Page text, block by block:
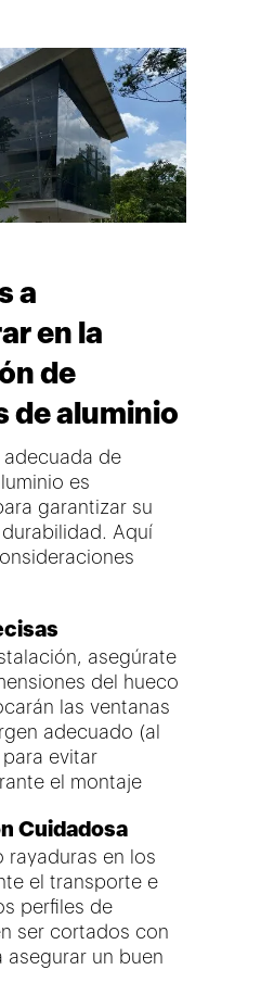
a
en la
de
de aluminio
de
es
garantizar su
Aquí
asegúrate
del hueco
las ventanas
adecuado (al
evitar
el montaje
Cuidadosa
rayaduras en los
el transporte e
perfiles de
ser cortados con
asegurar un buen